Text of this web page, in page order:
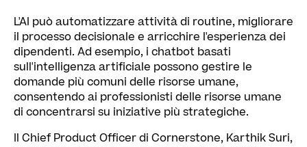
L'AI può automatizzare attività di routine, migliorare
il processo decisionale e arricchire l'esperienza dei
dipendenti. Ad esempio, i chatbot basati
sull'intelligenza artificiale possono gestire le
domande più comuni delle risorse umane,
consentendo ai professionisti delle risorse umane
di concentrarsi su iniziative più strategiche.
Il Chief Product Officer di Cornerstone, Karthik Suri,